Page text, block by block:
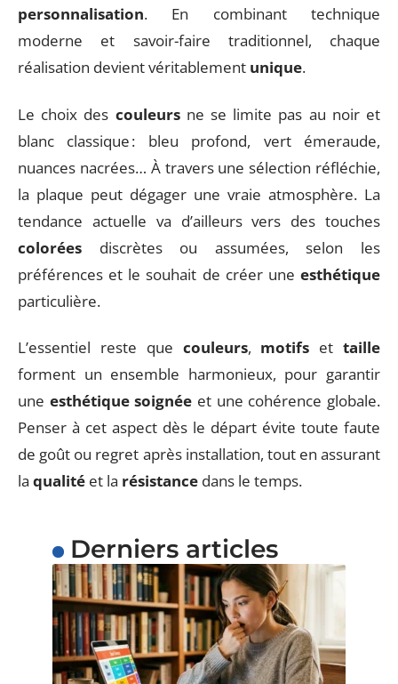
personnalisation. En combinant technique
moderne et savoir-faire traditionnel, chaque
réalisation devient véritablement unique.
Le choix des couleursne se limite pas au noir et
blanc classique : bleu profond, vert émeraude,
nuances nacrées… À travers une sélection réfléchie,
la plaque peut dégager une vraie atmosphère. La
tendance actuelle va d’ailleurs vers des touches
colorées discrètes ou assumées, selon les
préférences et le souhait de créer une esthétique
particulière.
L’essentiel reste que couleurs, motifs ettaille
forment un ensemble harmonieux, pour garantir
une esthétique soignée et une cohérence globale.
Penser à cet aspect dès le départ évite toute faute
de goût ou regret après installation, tout en assurant
la qualité et la résistance dans le temps.
Derniers articles